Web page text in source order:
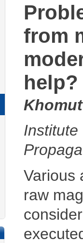
from
help?
Institute
Various
raw